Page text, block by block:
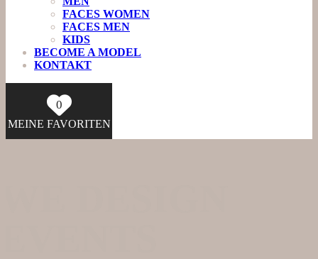
FACES WOMEN
FACES MEN
KIDS
BECOME A MODEL
KONTAKT
0
MEINE FAVORITEN